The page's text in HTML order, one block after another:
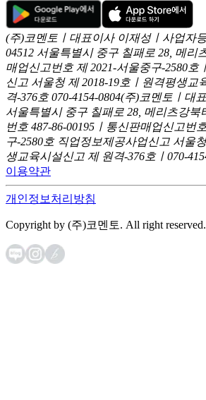
(주)코멘토ㅣ대표이사 이재성ㅣ사업자
04512 서울특별시 중구 칠패로 28, 메리
매업신고번호 제 2021-서울중구-2580호
신고 서울청 제 2018-19호ㅣ원격평생교
격-376호 070-4154-0804(주)코멘토ㅣ대
서울특별시 중구 칠패로 28, 메리츠강북
번호 487-86-00195ㅣ통신판매업신고번
구-2580호 직업정보제공사업신고 서울
생교육시설신고 제 원격-376호ㅣ070-
이용약관
개인정보처리방침
Copyright by (주)코멘토. All right reserved.